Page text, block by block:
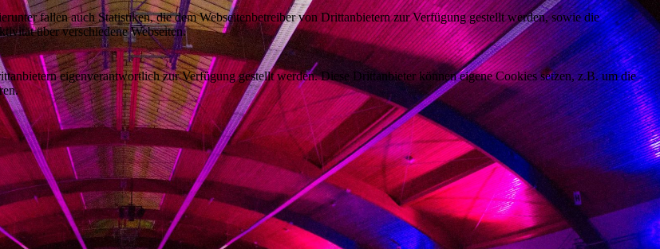
fallen auch Statistiken, die dem Webseitenbetreiber von Drittanbietern zur Verfügung gestellt werden, sowie die
über verschiedene Webseiten.
eigenverantwortlich zur Verfügung gestellt werden. Diese Drittanbieter können eigene Cookies setzen, z.B. um die